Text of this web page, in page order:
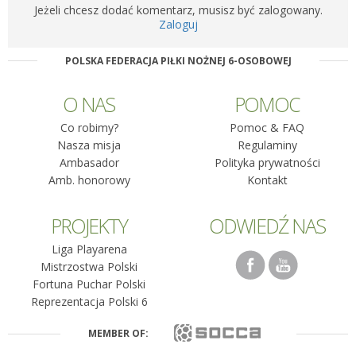
Jeżeli chcesz dodać komentarz, musisz być zalogowany.
Zaloguj
POLSKA FEDERACJA PIŁKI NOŻNEJ 6-OSOBOWEJ
O NAS
Co robimy?
Nasza misja
Ambasador
Amb. honorowy
POMOC
Pomoc & FAQ
Regulaminy
Polityka prywatności
Kontakt
PROJEKTY
Liga Playarena
Mistrzostwa Polski
Fortuna Puchar Polski
Reprezentacja Polski 6
ODWIEDŹ NAS
MEMBER OF: